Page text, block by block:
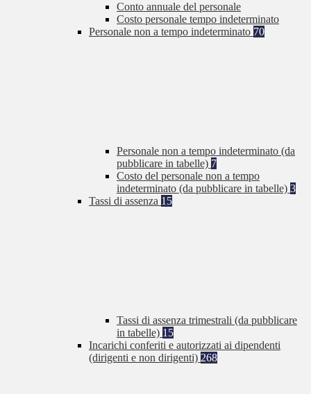
Conto annuale del personale
Costo personale tempo indeterminato
Personale non a tempo indeterminato 70
Personale non a tempo indeterminato (da
pubblicare in tabelle) 7
Costo del personale non a tempo
indeterminato (da pubblicare in tabelle) 3
Tassi di assenza 15
Tassi di assenza trimestrali (da pubblicare
in tabelle) 15
Incarichi conferiti e autorizzati ai dipendenti
(dirigenti e non dirigenti) 268